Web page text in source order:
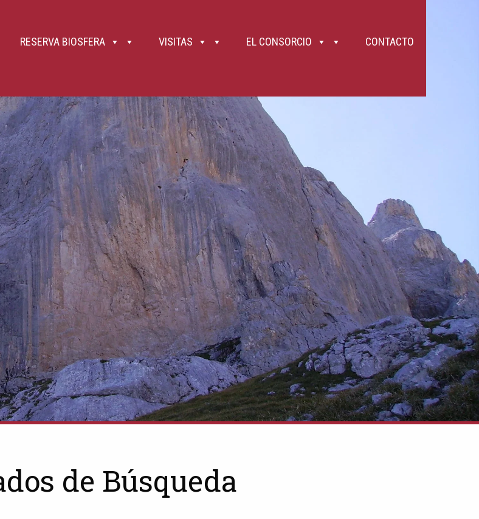
su transporte, pero valora posibles daños si te caes. 13. Picos de Europa es un macizo calizo y que presenta muy fuertes desniveles que, en ocasiones,
es durísima, es frágil ante el ataque del ácido débil que forman el agua de lluvia y el CO2 de la atmósfera. Se forman así grietas que llevan a la
fija no puede medir más de 1,20 metros. 15. El uso de bicicletas de todo tipo, hoy por hoy, está restringido a las carreteras y a las muy limitadas
no pueden circular ni campo a través, ni por senderos, ni, por supuesto, por la Ruta del Cares . ¡Se precavido, cuida de tu persona y ayuda a los
RESERVA BIOSFERA VISITAS EL CONSORCIO CONTACTO
de Búsqueda